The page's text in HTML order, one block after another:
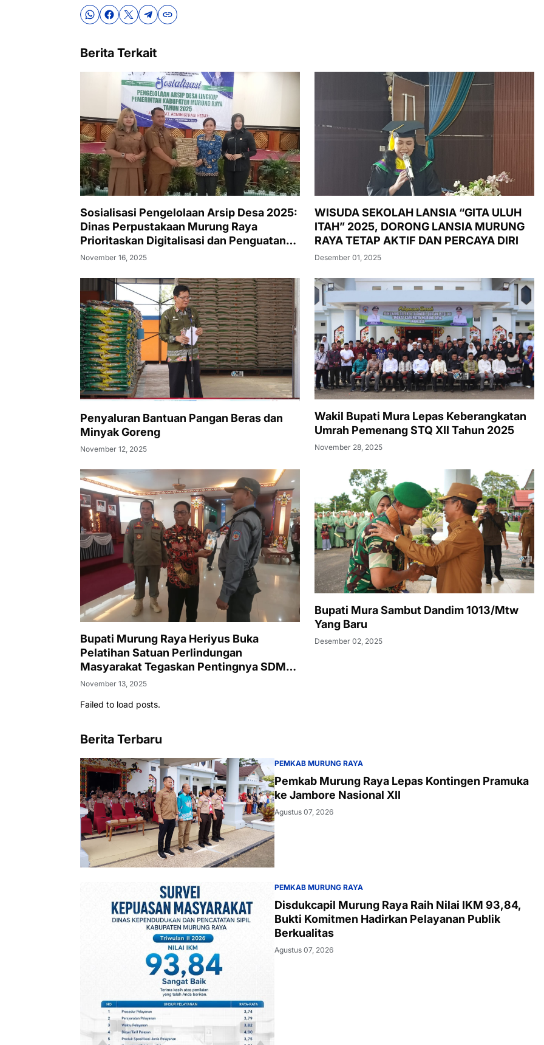
Berita Terkait
Sosialisasi Pengelolaan Arsip Desa 2025:
Dinas Perpustakaan Murung Raya
Prioritaskan Digitalisasi dan Penguatan
Literasi Desa
November 16, 2025
WISUDA SEKOLAH LANSIA “GITA ULUH
ITAH” 2025, DORONG LANSIA MURUNG
RAYA TETAP AKTIF DAN PERCAYA DIRI
Desember 01, 2025
Penyaluran Bantuan Pangan Beras dan
Minyak Goreng
November 12, 2025
Wakil Bupati Mura Lepas Keberangkatan
Umrah Pemenang STQ XII Tahun 2025
November 28, 2025
Bupati Murung Raya Heriyus Buka
Pelatihan Satuan Perlindungan
Masyarakat Tegaskan Pentingnya SDM
Tangguh dan Profesional Hadapi
November 13, 2025
Bupati Mura Sambut Dandim 1013/Mtw
Yang Baru
Desember 02, 2025
Failed to load posts.
Berita Terbaru
PEMKAB MURUNG RAYA
Pemkab Murung Raya Lepas Kontingen Pramuka
ke Jambore Nasional XII
Agustus 07, 2026
PEMKAB MURUNG RAYA
Disdukcapil Murung Raya Raih Nilai IKM 93,84,
Bukti Komitmen Hadirkan Pelayanan Publik
Berkualitas
Agustus 07, 2026